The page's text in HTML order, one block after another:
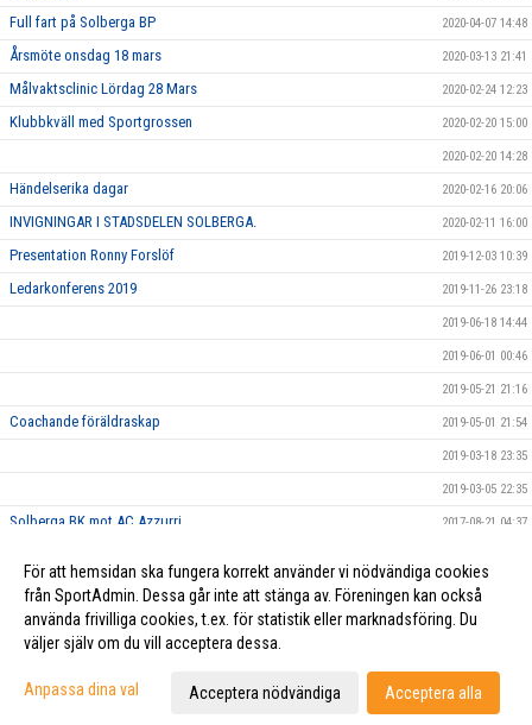
Full fart på Solberga BP 2020-04-07 14:48
Årsmöte onsdag 18 mars 2020-03-13 21:41
Målvaktsclinic Lördag 28 Mars 2020-02-24 12:23
Klubbkväll med Sportgrossen 2020-02-20 15:00
2020-02-20 14:28
Händelserika dagar 2020-02-16 20:06
INVIGNINGAR I STADSDELEN SOLBERGA. 2020-02-11 16:00
Presentation Ronny Forslöf 2019-12-03 10:39
Ledarkonferens 2019 2019-11-26 23:18
2019-06-18 14:44
2019-06-01 00:46
2019-05-21 21:16
Coachande föräldraskap 2019-05-01 21:54
2019-03-18 23:35
2019-03-05 22:35
Solberga BK mot AC Azzurri 2017-08-21 04:37
orange.. kanske de var våra fans?
2017-08-19 04:38
För att hemsidan ska fungera korrekt använder vi nödvändiga cookies
från SportAdmin. Dessa går inte att stänga av. Föreningen kan också
använda frivilliga cookies, t.ex. för statistik eller marknadsföring. Du
väljer själv om du vill acceptera dessa.
Anpassa dina val Acceptera nödvändiga Acceptera alla